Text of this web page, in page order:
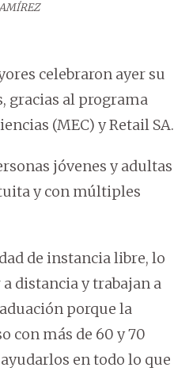
celebraron ayer su
gracias al programa
(MEC) y Retail SA.
jóvenes y adultas
y con múltiples
de instancia libre, lo
distancia y trabajan a
porque la
con más de 60 y 70
en todo lo que